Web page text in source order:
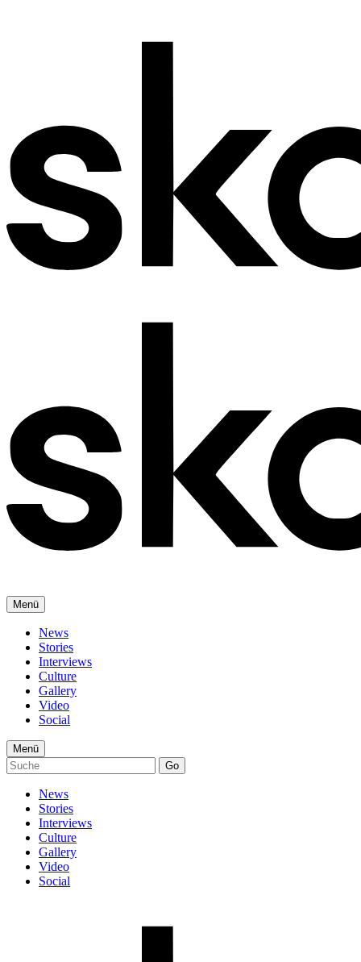
Menü
News
Stories
Interviews
Culture
Gallery
Video
Social
Menü
Go
News
Stories
Interviews
Culture
Gallery
Video
Social